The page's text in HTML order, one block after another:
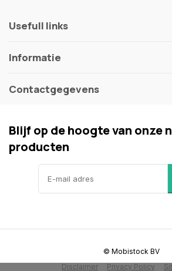
Usefull links
Informatie
Contactgegevens
Blijf op de hoogte van onze
producten
Disclaimer Privacy Policy
© Mobistock BV